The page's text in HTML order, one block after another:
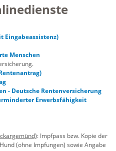
Eingabeassistenz)
Menschen
- Deutsche Rentenversicherung
Erwerbsfähigkeit
: Impfpass bzw. Kopie der
(ohne Impfungen) sowie Angabe